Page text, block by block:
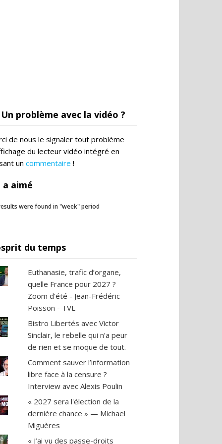
Un problème avec la vidéo ?
de nous le signaler tout problème
du lecteur vidéo intégré en
un commentaire !
a aimé
were found in "week" period
du temps
Euthanasie, trafic d’organe,
quelle France pour 2027 ?
Zoom d'été - Jean-Frédéric
Poisson - TVL
Bistro Libertés avec Victor
Sinclair, le rebelle qui n’a peur
de rien et se moque de tout.
Comment sauver l’information
libre face à la censure ?
Interview avec Alexis Poulin
« 2027 sera l'élection de la
dernière chance » — Michael
Miguères
« J’ai vu des passe-droits